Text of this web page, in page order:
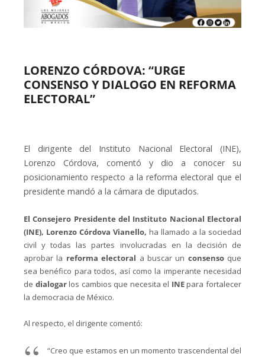
LORENZO CÓRDOVA: “URGE
CONSENSO Y DIALOGO EN REFORMA
ELECTORAL”
El dirigente del Instituto Nacional Electoral (INE),
Lorenzo Córdova, comentó y dio a conocer su
posicionamiento respecto a la reforma electoral que el
presidente mandó a la cámara de diputados.
El Consejero Presidente del Instituto Nacional Electoral
(INE), Lorenzo Córdova Vianello, ha llamado a la sociedad
civil y todas las partes involucradas en la decisión de
aprobar la reforma electoral a buscar un consenso que
sea benéfico para todos, así como la imperante necesidad
de dialogarlos cambios que necesita el INEpara fortalecer
la democracia de México.
Al respecto, el dirigente comentó:
“Creo que estamos en un momento trascendental del